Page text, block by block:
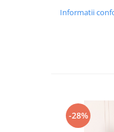
Informatii
-28%